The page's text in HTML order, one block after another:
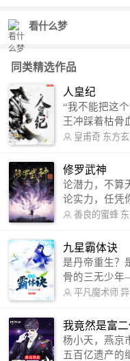
看什么梦
同类精选作品
人皇纪
“我不能把这个
王冲踩着枯骨
倒，扶大厦之
微博：皇甫奇
87） QQ交流群：320238210【普通群】 574501330
皇甫奇 东方
修罗武神
论潜力，不算
论实力，任凭
军。 我是谁？天下众生视我为修罗，却不知，我以
信公众号：善
善良的蜜蜂
九星霸体诀
是丹帝重生？
骨的三无少
术，修行神秘
勾搭各色美女，镇压
尘一到，地吼
故事纯属虚构
平凡魔术师
我竟然是富
杨小天，燕京
五百亿遗产的